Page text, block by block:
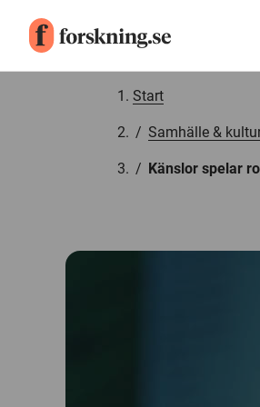
Start
/ Samhälle &
/ Känslor spelar